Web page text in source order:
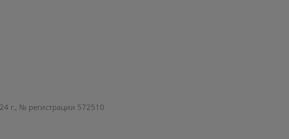
г., № регистрации 572510